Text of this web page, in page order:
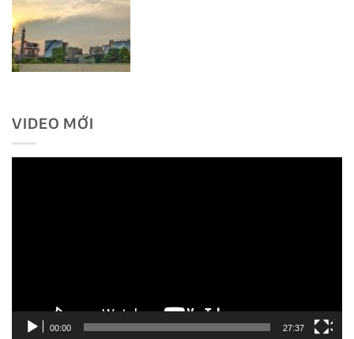
VIDEO MỚI
00:00 27:37